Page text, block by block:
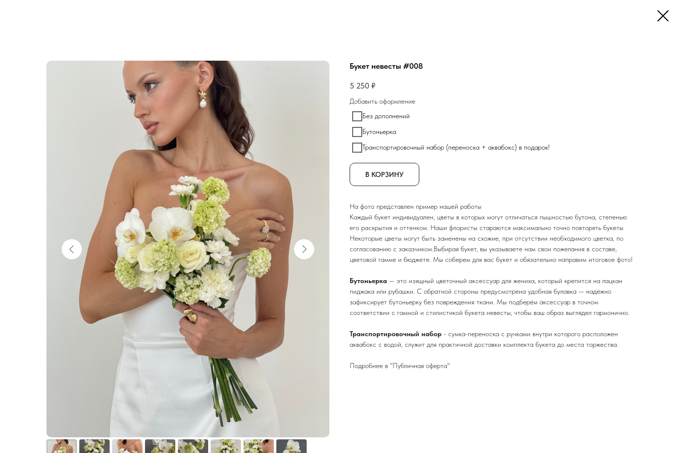
Букет невесты #008
5 250 ₽
Добавить оформление
Без дополнений
Бутоньерка
Транспортировочный набор (переноска + аквабокс) в подарок!
В КОРЗИНУ
На фото представлен пример нашей работы
Каждый букет индивидуален, цветы в которых могут отличаться пышностью бутона, степенью
его раскрытия и оттенком. Наши флористы стараются максимально точно повторять букеты
Некоторые цветы могут быть заменены на схожие, при отсутствии необходимого цветка, по
согласованию с заказчиком.Выбирая букет, вы указываете нам свои пожелания в составе,
цветовой гамме и бюджете. Мы соберем для вас букет и обязательно направим итоговое фото!
Бутоньерка — это изящный цветочный аксессуар для жениха, который крепится на лацкан
пиджака или рубашки. С обратной стороны предусмотрена удобная булавка — надёжно
зафиксирует бутоньерку без повреждения ткани. Мы подберём аксессуар в точном
соответствии с гаммой и стилистикой букета невесты, чтобы ваш образ выглядел гармонично.
Транспортировочный набор - сумка-переноска с ручками внутри которого расположен
аквабокс с водой, служит для практичной доставки комплекта букета до места торжества.
Подробнее в "Публичная оферта"